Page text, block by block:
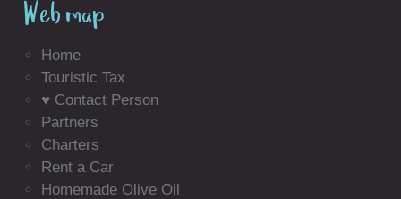
Web map
Home
Touristic Tax
♥ Contact Person
Partners
Charters
Rent a Car
Homemade Olive Oil